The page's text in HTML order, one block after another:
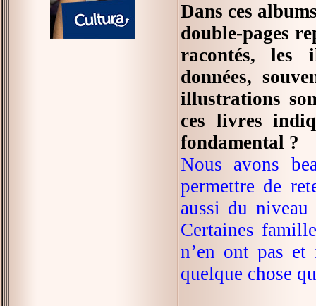
Dans ces
double-pages
racontés, les
données,
illustrations
ces livres
fondamental ?
Nous avons
permettre de
aussi du niveau
Certaines
n’en ont pas
quelque chose